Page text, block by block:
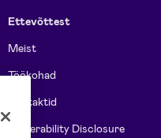
Ettevõttest
Meist
Töökohad
Kontaktid
Vulnerability Disclosure